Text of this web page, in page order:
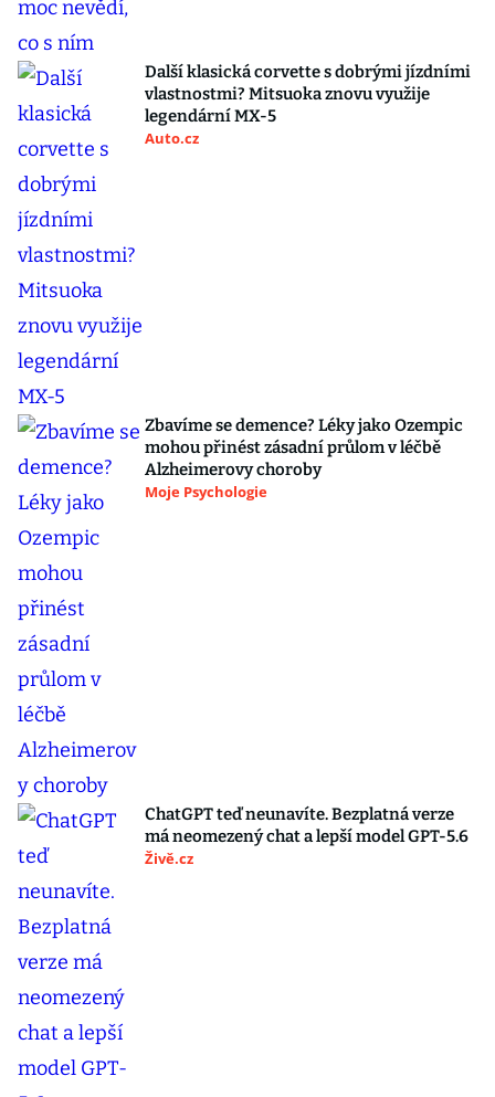
Další klasická corvette s dobrými jízdními
vlastnostmi? Mitsuoka znovu využije
legendární MX-5
Auto.cz
Zbavíme se demence? Léky jako Ozempic
mohou přinést zásadní průlom v léčbě
Alzheimerovy choroby
Moje Psychologie
ChatGPT teď neunavíte. Bezplatná verze
má neomezený chat a lepší model GPT-5.6
Živě.cz